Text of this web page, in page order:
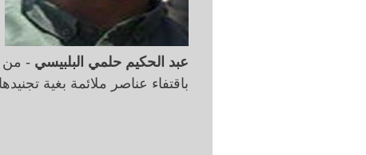
عبد الحكيم حلمي البلبيسي - من
باقتفاء عناصر ملائمة بغية